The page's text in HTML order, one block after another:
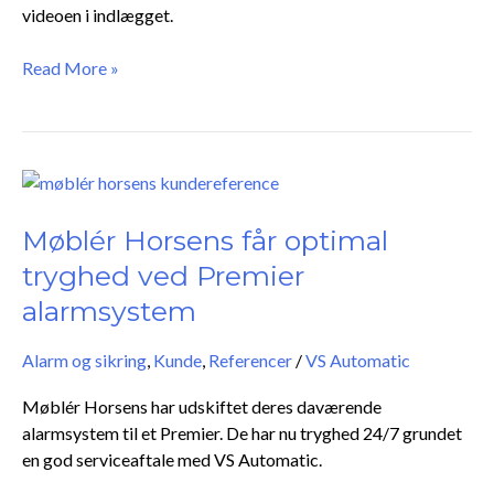
videoen i indlægget.
Read More »
Møblér Horsens får optimal
tryghed ved Premier
alarmsystem
Alarm og sikring, Kunde, Referencer /VS Automatic
Møblér Horsens har udskiftet deres daværende
alarmsystem til et Premier. De har nu tryghed 24/7 grundet
en god serviceaftale med VS Automatic.
Møblér
får
optimal
tryghed
ved
alarmsystem